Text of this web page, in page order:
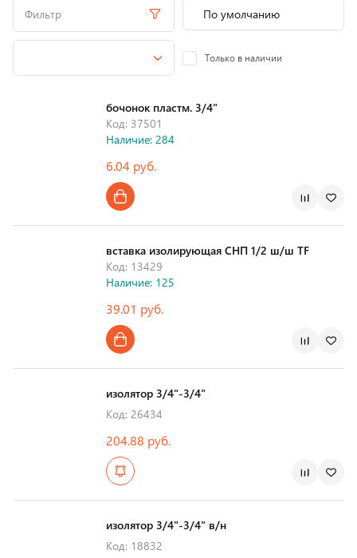
Фильтр
Только в наличии
бочонок пластм. 3/4"
Код: 37501
Наличие: 284
6.04 руб.
вставка изолирующая СНП 1/2 ш/ш TF
Код: 13429
Наличие: 125
39.01 руб.
изолятор 3/4"-3/4"
Код: 26434
204.88 руб.
изолятор 3/4"-3/4" в/н
Код: 18832